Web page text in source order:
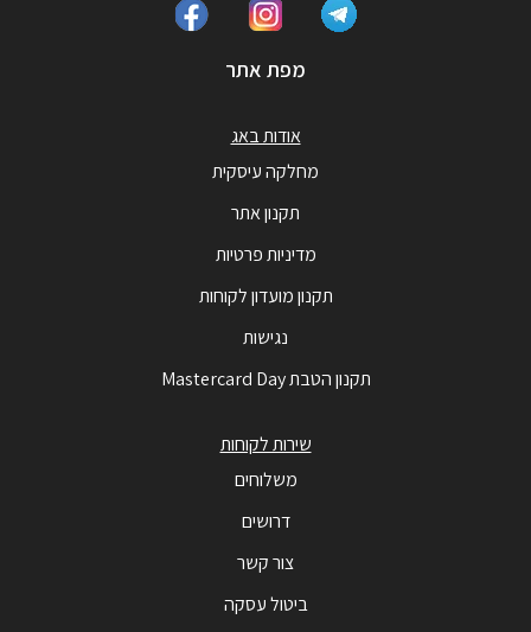
מפת אתר
אודות באג
מחלקה עיסקית
תקנון אתר
מדיניות פרטיות
תקנון מועדון לקוחות
נגישות
תקנון הטבת Mastercard Day
שירות לקוחות
משלוחים
דרושים
צור קשר
ביטול עסקה